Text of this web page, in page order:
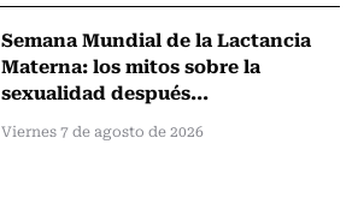
Semana Mundial de la Lactancia
Materna: los mitos sobre la
sexualidad después...
Viernes 7 de agosto de 2026